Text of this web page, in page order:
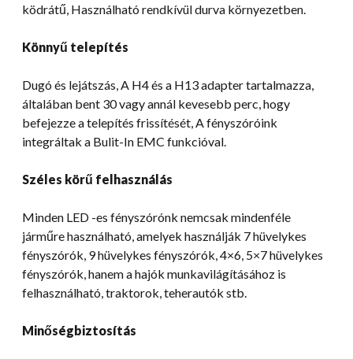
ködrátű, Használható rendkívül durva környezetben.
Könnyű telepítés
Dugó és lejátszás, A H4 és a H13 adapter tartalmazza,
általában bent 30 vagy annál kevesebb perc, hogy
befejezze a telepítés frissítését, A fényszóróink
integráltak a Bulit-In EMC funkcióval.
Széles körű felhasználás
Minden LED -es fényszórónk nemcsak mindenféle
járműre használható, amelyek használják 7 hüvelykes
fényszórók, 9 hüvelykes fényszórók, 4×6, 5×7 hüvelykes
fényszórók, hanem a hajók munkavilágításához is
felhasználható, traktorok, teherautók stb.
Minőségbiztosítás